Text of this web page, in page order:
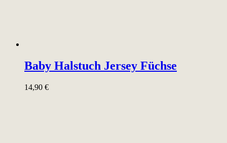
Baby Halstuch Jersey Füchse
14,90 €